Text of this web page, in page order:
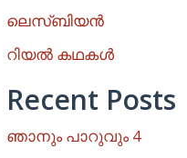
ലെസ്ബിയൻ
റിയൽ കഥകൾ
Recent Posts
ഞാനും പാറുവും 4